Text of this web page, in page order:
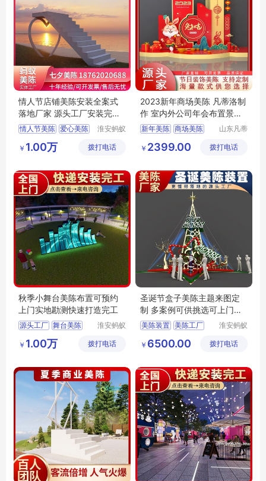
情人节店铺美陈安装全案式
落地厂家 源头工厂安装完工
快
情人节美陈 爱心美陈
七夕艺术装置
淮安蚂蚁
制作有限
￥ 1.00万 拨打电话
2023新年商场美陈 凡蒂洛制
作 室内外公司年会布置景区
活动引流道具
新年美陈 商场美陈
春节美陈
山东凡蒂
有限公司
￥ 2399.00 拨打电话
秋季小舞台美陈布置可预约
上门实地勘测快速打造完工
源头工厂 舞台美陈
蚂蚁道具
淮安蚂蚁
制作有限
￥ 1.00万 拨打电话
圣诞节盒子美陈主题来图定
制 多案例可供挑选可上门安
装
美陈装置 美陈工厂
圣诞节美陈
淮安蚂蚁
制作有限
￥ 6500.00 拨打电话